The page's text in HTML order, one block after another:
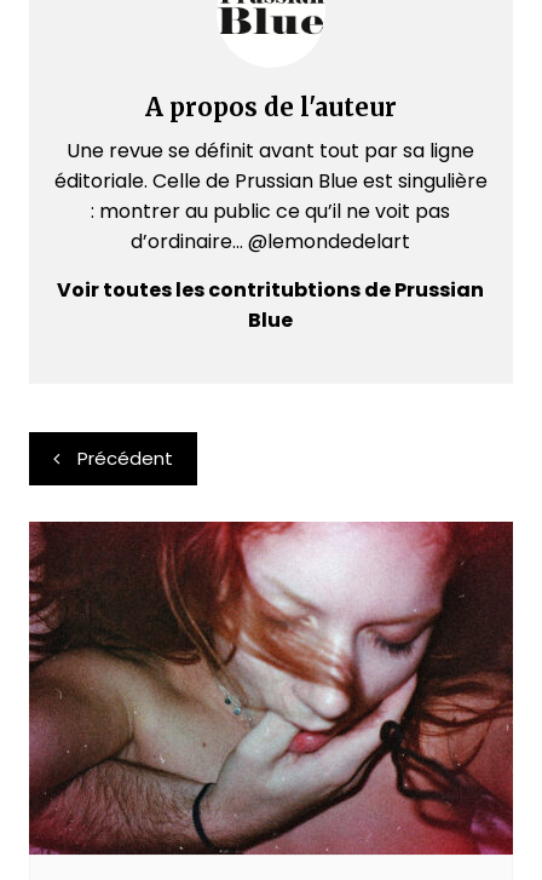
A propos de l'auteur
Une revue se définit avant tout par sa ligne
éditoriale. Celle de Prussian Blue est singulière
: montrer au public ce qu’il ne voit pas
d’ordinaire... @lemondedelart
Voir toutes les contritubtions de Prussian
Blue
Navigation
de
l’article
Précédent